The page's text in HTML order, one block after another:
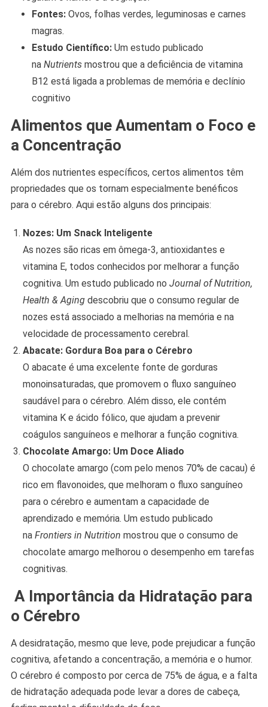
Fontes:Ovos, folhas verdes, leguminosas e carnes
magras.
Estudo Científico:Um estudo publicado
na Nutrientsmostrou que a deficiência de vitamina
B12 está ligada a problemas de memória e declínio
cognitivo
Alimentos que Aumentam o Foco e
a Concentração
Além dos nutrientes específicos, certos alimentos têm
propriedades que os tornam especialmente benéficos
para o cérebro. Aqui estão alguns dos principais:
Nozes: Um Snack Inteligente
As nozes são ricas em ômega-3, antioxidantes e
vitamina E, todos conhecidos por melhorar a função
cognitiva. Um estudo publicado no Journal of Nutrition,
Health & Agingdescobriu que o consumo regular de
nozes está associado a melhorias na memória e na
velocidade de processamento cerebral.
Abacate: Gordura Boa para o Cérebro
O abacate é uma excelente fonte de gorduras
monoinsaturadas, que promovem o fluxo sanguíneo
saudável para o cérebro. Além disso, ele contém
vitamina K e ácido fólico, que ajudam a prevenir
coágulos sanguíneos e melhorar a função cognitiva.
Chocolate Amargo: Um Doce Aliado
O chocolate amargo (com pelo menos 70% de cacau) é
rico em flavonoides, que melhoram o fluxo sanguíneo
para o cérebro e aumentam a capacidade de
aprendizado e memória. Um estudo publicado
na Frontiers in Nutrition mostrou que o consumo de
chocolate amargo melhorou o desempenho em tarefas
cognitivas.
A Importância da Hidratação para
o Cérebro
A desidratação, mesmo que leve, pode prejudicar a função
cognitiva, afetando a concentração, a memória e o humor.
O cérebro é composto por cerca de 75% de água, e a falta
de hidratação adequada pode levar a dores de cabeça,